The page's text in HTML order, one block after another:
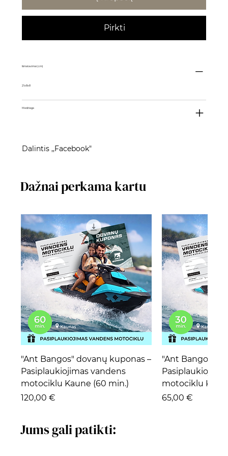
Pirkti
Išmatavimai (cm)
21x8x8
Medžiaga
Dalintis ,,Facebook"
Dažnai perkama kartu
"Ant Bangos" dovanų kuponas –
Pasiplaukiojimas vandens
motociklu Kaune (60 min.)
Kaina
120,00 €
"Ant Bangos"
motociklu
Kaina
65,00 €
Jums gali patikti: